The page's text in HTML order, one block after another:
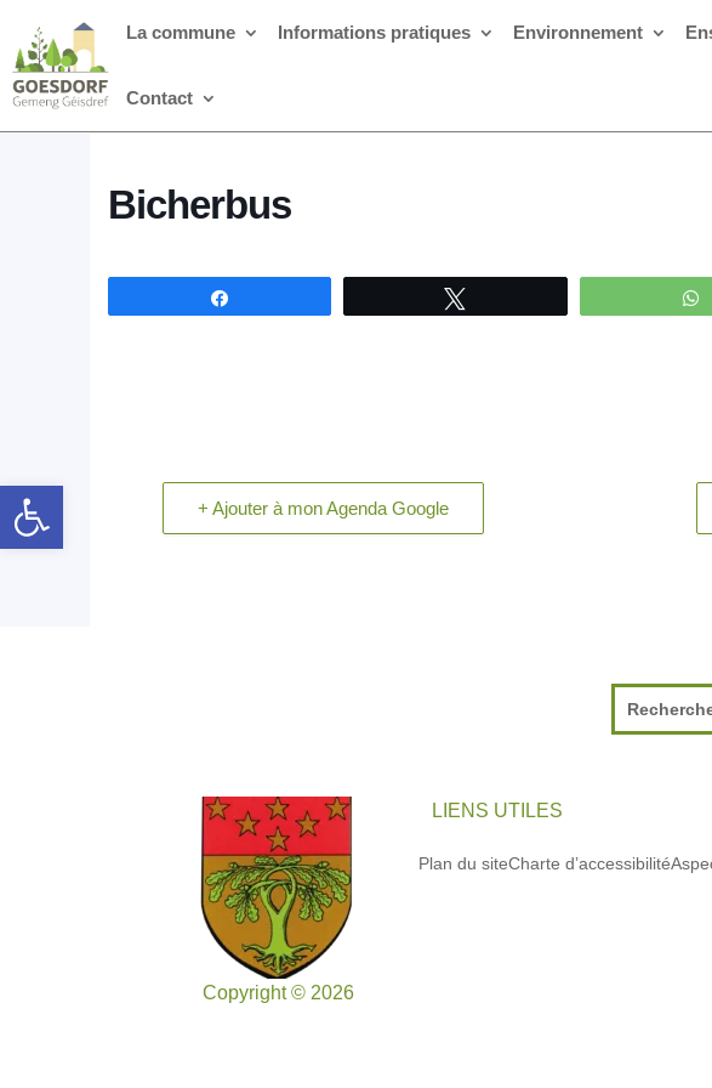
La commune Informations pratiques Environnement
Contact
Bicherbus
+ Ajouter à mon Agenda Google
Copyright © 2026
LIENS UTILES
Plan du siteCharte d’accessibilité
Ouvrir la barre d’outils